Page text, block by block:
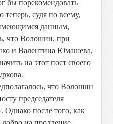
бы порекомендовать
судя по всему,
данным,
что Волошин, при
и Валентина Юмашева,
на этот пост своего
что Волошин
председателя
после того, как
добро на продление